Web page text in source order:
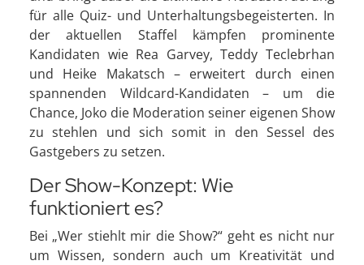
für alle Quiz- und Unterhaltungsbegeisterten. In
der aktuellen Staffel kämpfen prominente
Kandidaten wie Rea Garvey, Teddy Teclebrhan
und Heike Makatsch – erweitert durch einen
spannenden Wildcard-Kandidaten – um die
Chance, Joko die Moderation seiner eigenen Show
zu stehlen und sich somit in den Sessel des
Gastgebers zu setzen.
Der Show-Konzept: Wie
funktioniert es?
Bei „Wer stiehlt mir die Show?“ geht es nicht nur
um Wissen, sondern auch um Kreativität und